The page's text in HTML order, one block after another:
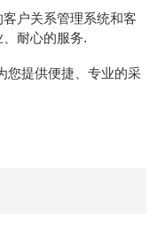
户关系管理系统和客
耐心的服务.
您提供便捷、专业的采